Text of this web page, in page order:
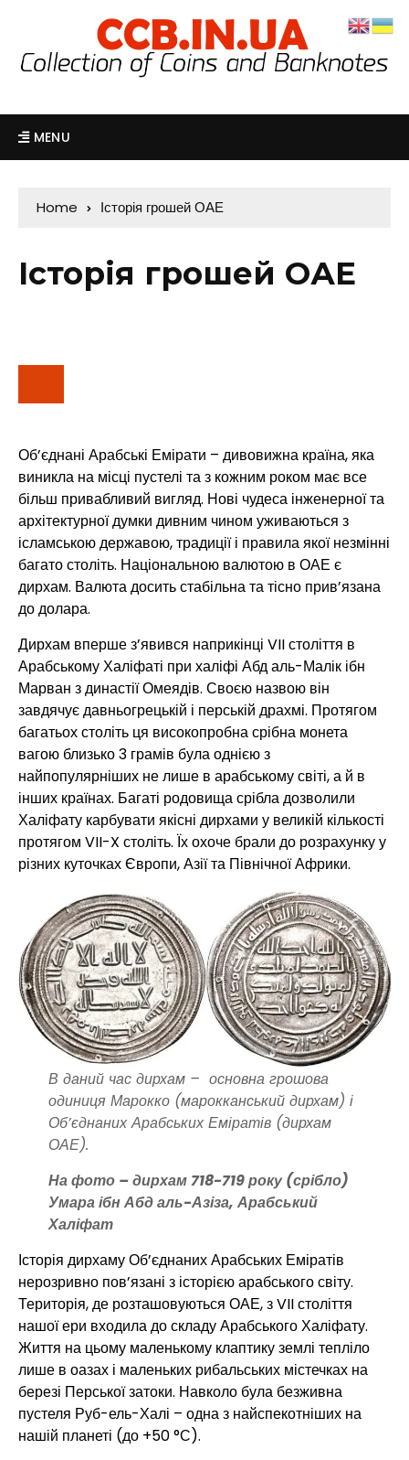
MENU
Home Історія грошей ОАЕ
Історія грошей ОАЕ
Об’єднані Арабські Емірати – дивовижна країна, яка
виникла на місці пустелі та з кожним роком має все
більш привабливий вигляд. Нові чудеса інженерної та
архітектурної думки дивним чином уживаються з
ісламською державою, традиції і правила якої незмінні
багато століть. Національною валютою в ОАЕ є
дирхам. Валюта досить стабільна та тісно прив’язана
до долара.
Дирхам вперше з’явився наприкінці VII століття в
Арабському Халіфаті при халіфі Абд аль-Малік ібн
Марван з династії Омеядів. Своєю назвою він
завдячує давньогрецькій і перській драхмі. Протягом
багатьох століть ця високопробна срібна монета
вагою близько 3 грамів була однією з
найпопулярніших не лише в арабському світі, а й в
інших країнах. Багаті родовища срібла дозволили
Халіфату карбувати якісні дирхами у великій кількості
протягом VII-X століть. Їх охоче брали до розрахунку у
різних куточках Європи, Азії та Північної Африки.
В даний час дирхам – основна грошова
одиниця Марокко (марокканський дирхам) і
Об’єднаних Арабських Еміратів (дирхам
ОАЕ).
На фото – дирхам 718-719 року (срібло)
Умара ібн Абд аль-Азіза, Арабський
Халіфат
Історія дирхаму Об’єднаних Арабських Еміратів
нерозривно пов’язані з історією арабського світу.
Територія, де розташовуються ОАЕ, з VII століття
нашої ери входила до складу Арабського Халіфату.
Життя на цьому маленькому клаптику землі тепліло
лише в оазах і маленьких рибальських містечках на
березі Перської затоки. Навколо була безживна
пустеля Руб-ель-Халі – одна з найспекотніших на
нашій планеті (до +50 °С).